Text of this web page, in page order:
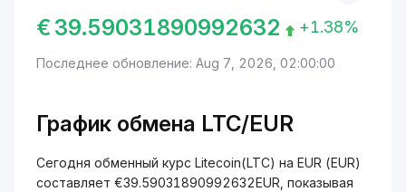
€ 39.59031890992632 +1.38%
Последнее обновление: Aug 7, 2026, 02:00:00
График обмена LTC/EUR
Сегодня обменный курс Litecoin(LTC) на EUR (EUR)
составляет €39.59031890992632EUR, показывая